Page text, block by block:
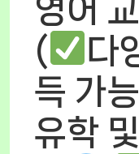
영어
(
다
득 가능
유학